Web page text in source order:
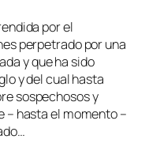
por el
perpetrado por una
y que ha sido
y del cual hasta
sospechosos y
– hasta el momento –